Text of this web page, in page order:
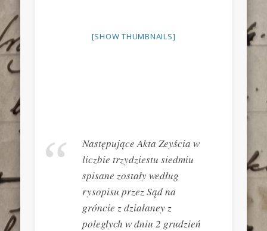
[SHOW THUMBNAILS]
Następujące Akta Zeyścia w
liczbie trzydziestu siedmiu
spisane zostały według
rysopisu przez Sąd na
gróncie z działaney z
poległych w dniu 2 grudzień